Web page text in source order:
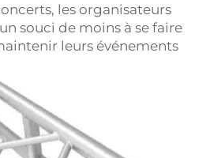
les organisateurs
souci de moins à se faire
leurs événements